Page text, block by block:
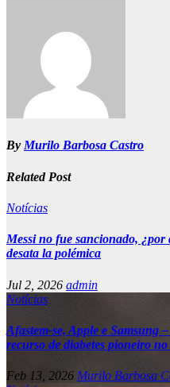
ByMurilo Barbosa Castro
Related Post
Notícias
Messi no fue sancionado,
desata la polémica
Jul 2, 2026 admin
Notícias
Afastem-se, Apple e Samsung
recurso de diabetes pioneiro
Feb 13, 2026 Murilo Barbosa